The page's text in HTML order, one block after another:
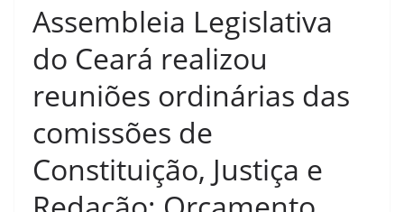
Assembleia Legislativa
do Ceará realizou
reuniões ordinárias das
comissões de
Constituição, Justiça e